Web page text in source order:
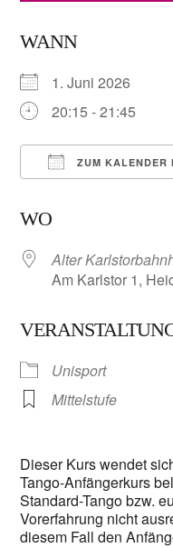
WANN
1. Juni 2026
20:15 - 21:45
ZUM KALENDER
WO
Alter
Am Karlstor 1,
Unisport
Mittelstufe
Dieser Kurs wendet
Tango-Anfängerkurs
Standard-Tango bzw.
Vorerfahrung nicht
diesem Fall den